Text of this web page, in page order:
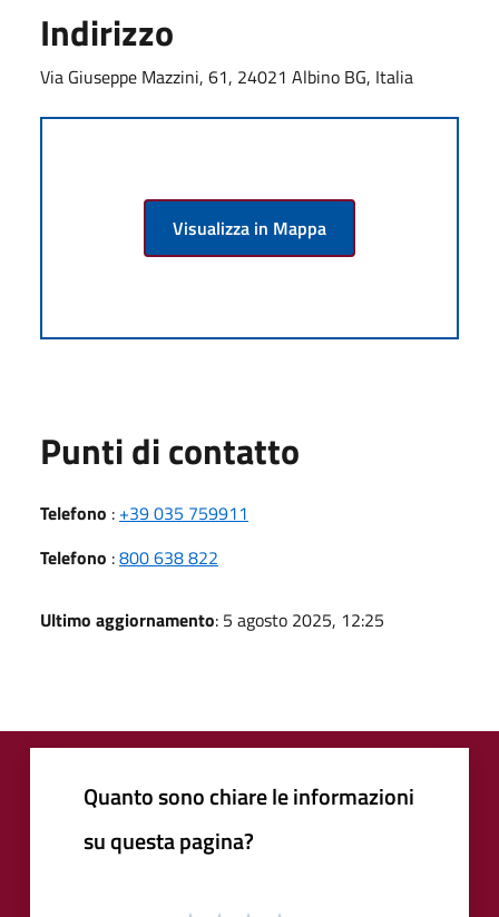
Indirizzo
Via Giuseppe Mazzini, 61, 24021 Albino BG, Italia
Visualizza in Mappa
Punti di contatto
Telefono : +39 035 759911
Telefono :800 638 822
Ultimo aggiornamento: 5 agosto 2025, 12:25
Quanto sono chiare le informazioni
su questa pagina?